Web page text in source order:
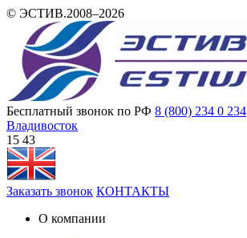
© ЭСТИВ.2008–2026
Бесплатный звонок по РФ 8 (800) 234 0 234
Владивосток
15:43
Заказать звонок КОНТАКТЫ
О компании